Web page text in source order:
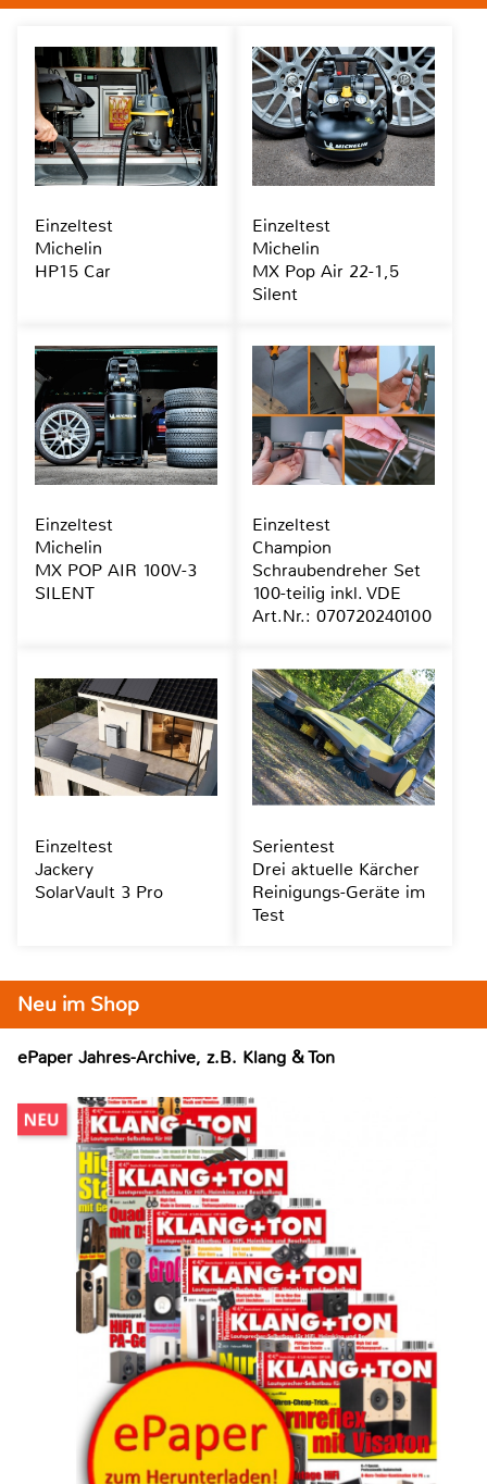
Neu im Shop
ePaper Jahres-Archive, z.B. Klang & Ton
Einzeltest
Michelin
HP15 Car
Einzeltest
Michelin
MX Pop Air 22-1,5
Silent
Einzeltest
Michelin
MX POP AIR 100V-3
SILENT
Einzeltest
Champion
Schraubendreher Set
100-teilig inkl. VDE
Art.Nr.: 070720240100
Einzeltest
Jackery
SolarVault 3 Pro
Serientest
Drei aktuelle Kärcher
Reinigungs-Geräte im
Test